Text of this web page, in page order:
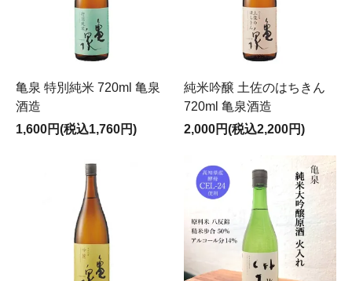
亀泉 特別純米 720ml 亀泉
酒造
1,600円(税込1,760円)
純米吟醸 土佐のはちきん
720ml 亀泉酒造
2,000円(税込2,200円)